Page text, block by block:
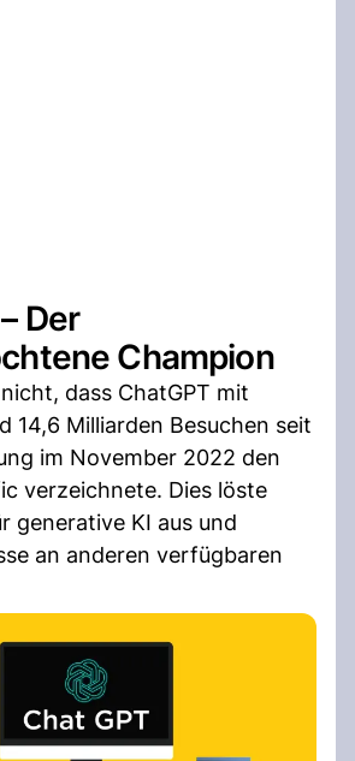
Der
Champion
dass ChatGPT mit
14,6 Milliarden Besuchen seit
im November 2022 den
verzeichnete. Dies löste
generative KI aus und
an anderen verfügbaren